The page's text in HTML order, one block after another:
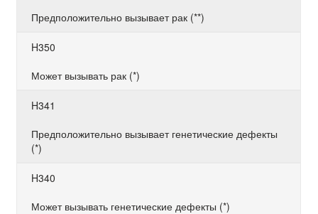
Предположительно вызывает рак (**)
H350
Может вызывать рак (*)
H341
Предположительно вызывает генетические дефекты
(*)
H340
Может вызывать генетические дефекты (*)